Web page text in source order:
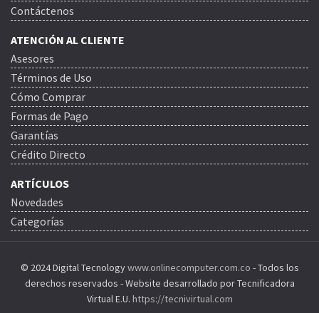
Contáctenos
ATENCIÓN AL CLIENTE
Asesores
Términos de Uso
Cómo Comprar
Formas de Pago
Garantías
Crédito Directo
ARTÍCULOS
Novedades
Categorías
© 2024 Digital Tecnologywww.onlinecomputer.com.co - Todos los
derechos reservados - Website desarrollado por Tecnificadora
Virtual E.U. https://tecnivirtual.com